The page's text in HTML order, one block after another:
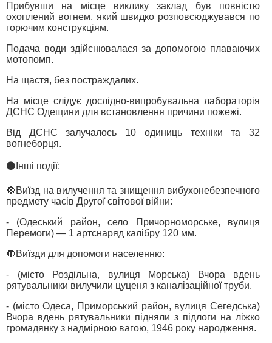
Прибувши на місце виклику заклад був повністю
охоплений вогнем, який швидко розповсюджувався по
горючим конструкціям.
Подача води здійснювалася за допомогою плаваючих
мотопомп.
На щастя, без постраждалих.
На місце слідує дослідно-випробувальна лабораторія
ДСНС Одещини для встановлення причини пожежі.
Від ДСНС залучалось 10 одиниць техніки та 32
вогнеборця.
⚫️Інші події:
🔘Виїзд на вилучення та знищення вибухонебезпечного
предмету часів Другої світової війни:
- (Одеський район, село Причорноморське, вулиця
Перемоги) — 1 артснаряд калібру 120 мм.
🔘Виїзди для допомоги населенню:
- (місто Роздільна, вулиця Морська) Вчора вдень
рятувальники вилучили цуценя з каналізаційної труби.
- (місто Одеса, Приморський район, вулиця Сегедська)
Вчора вдень рятувальники підняли з підлоги на ліжко
громадянку з надмірною вагою, 1946 року народження.